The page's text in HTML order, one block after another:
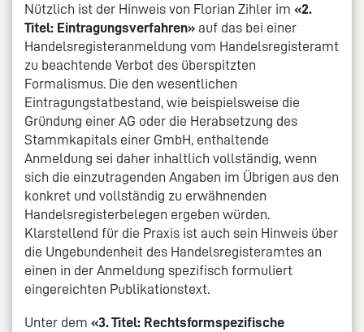
Nützlich ist der Hinweis von Florian Zihler im «2.
Titel: Eintragungsverfahren» auf das bei einer
Handelsregisteranmeldung vom Handelsregisteramt
zu beachtende Verbot des überspitzten
Formalismus. Die den wesentlichen
Eintragungstatbestand, wie beispielsweise die
Gründung einer AG oder die Herabsetzung des
Stammkapitals einer GmbH, enthaltende
Anmeldung sei daher inhaltlich vollständig, wenn
sich die einzutragenden Angaben im Übrigen aus den
konkret und vollständig zu erwähnenden
Handelsregisterbelegen ergeben würden.
Klarstellend für die Praxis ist auch sein Hinweis über
die Ungebundenheit des Handelsregisteramtes an
einen in der Anmeldung spezifisch formuliert
eingereichten Publikationstext.
Unter dem «3. Titel: Rechtsformspezifische